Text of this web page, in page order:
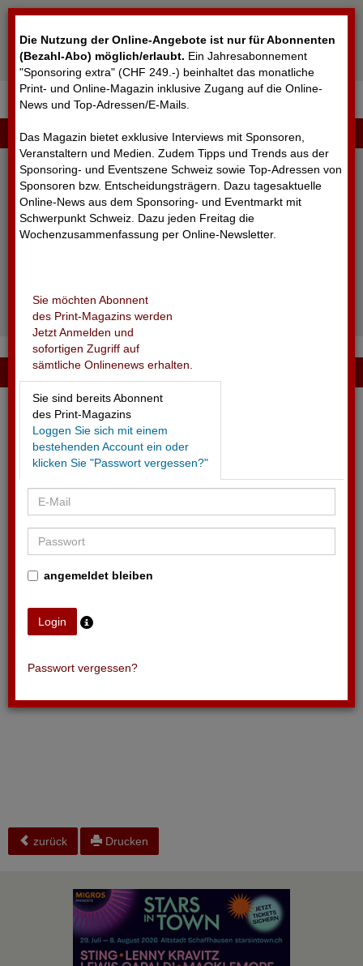
Die Nutzung der Online-Angebote ist nur für Abonnenten
(Bezahl-Abo) möglich/erlaubt. Ein Jahresabonnement
"Sponsoring extra" (CHF 249.-) beinhaltet das monatliche
Print- und Online-Magazin inklusive Zugang auf die Online-
News und Top-Adressen/E-Mails.
Das Magazin bietet exklusive Interviews mit Sponsoren,
Veranstaltern und Medien. Zudem Tipps und Trends aus der
Sponsoring- und Eventszene Schweiz sowie Top-Adressen von
Sponsoren bzw. Entscheidungsträgern. Dazu tagesaktuelle
Online-News aus dem Sponsoring- und Eventmarkt mit
Schwerpunkt Schweiz. Dazu jeden Freitag die
Wochenzusammenfassung per Online-Newsletter.
Sie möchten Abonnent
des Print-Magazins werden
Jetzt Anmelden und
sofortigen Zugriff auf
sämtliche Onlinenews erhalten.
Sie sind bereits Abonnent
des Print-Magazins
Loggen Sie sich mit einem
bestehenden Account ein oder
klicken Sie "Passwort vergessen?"
angemeldet bleiben
Passwort vergessen?
LOGIN
Passwort vergessen?
Noch nicht registriert?
09.05.2026 - AXPO
Neu Co-Sponsor des St. Galler Turnverband
zurück Drucken
Cookie-Einstellungen